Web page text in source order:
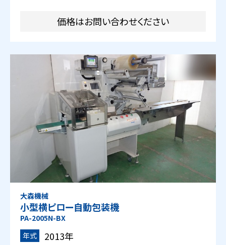
価格はお問い合わせください
大森機械
小型横ピロー自動包装機
PA-2005N-BX
年式
2013年